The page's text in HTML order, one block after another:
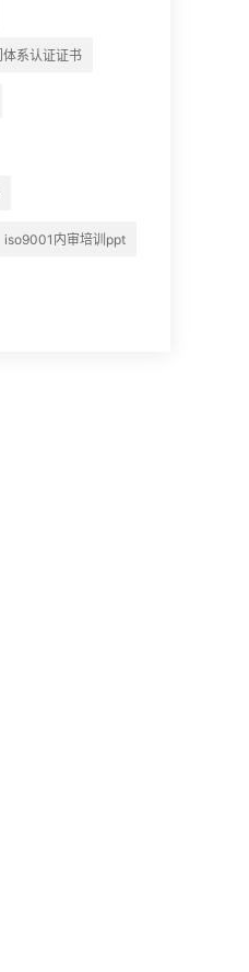
体系认证证书
iso9001内审培训ppt